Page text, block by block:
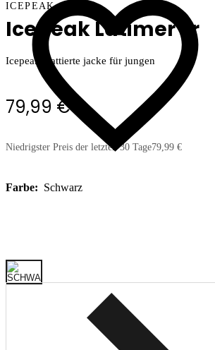
ICEPEAK
Icepeak Latimer Jr
Icepeak wattierte jacke für jungen
79,99 €
Niedrigster Preis der letzten 30 Tage79,99 €
Farbe: Schwarz